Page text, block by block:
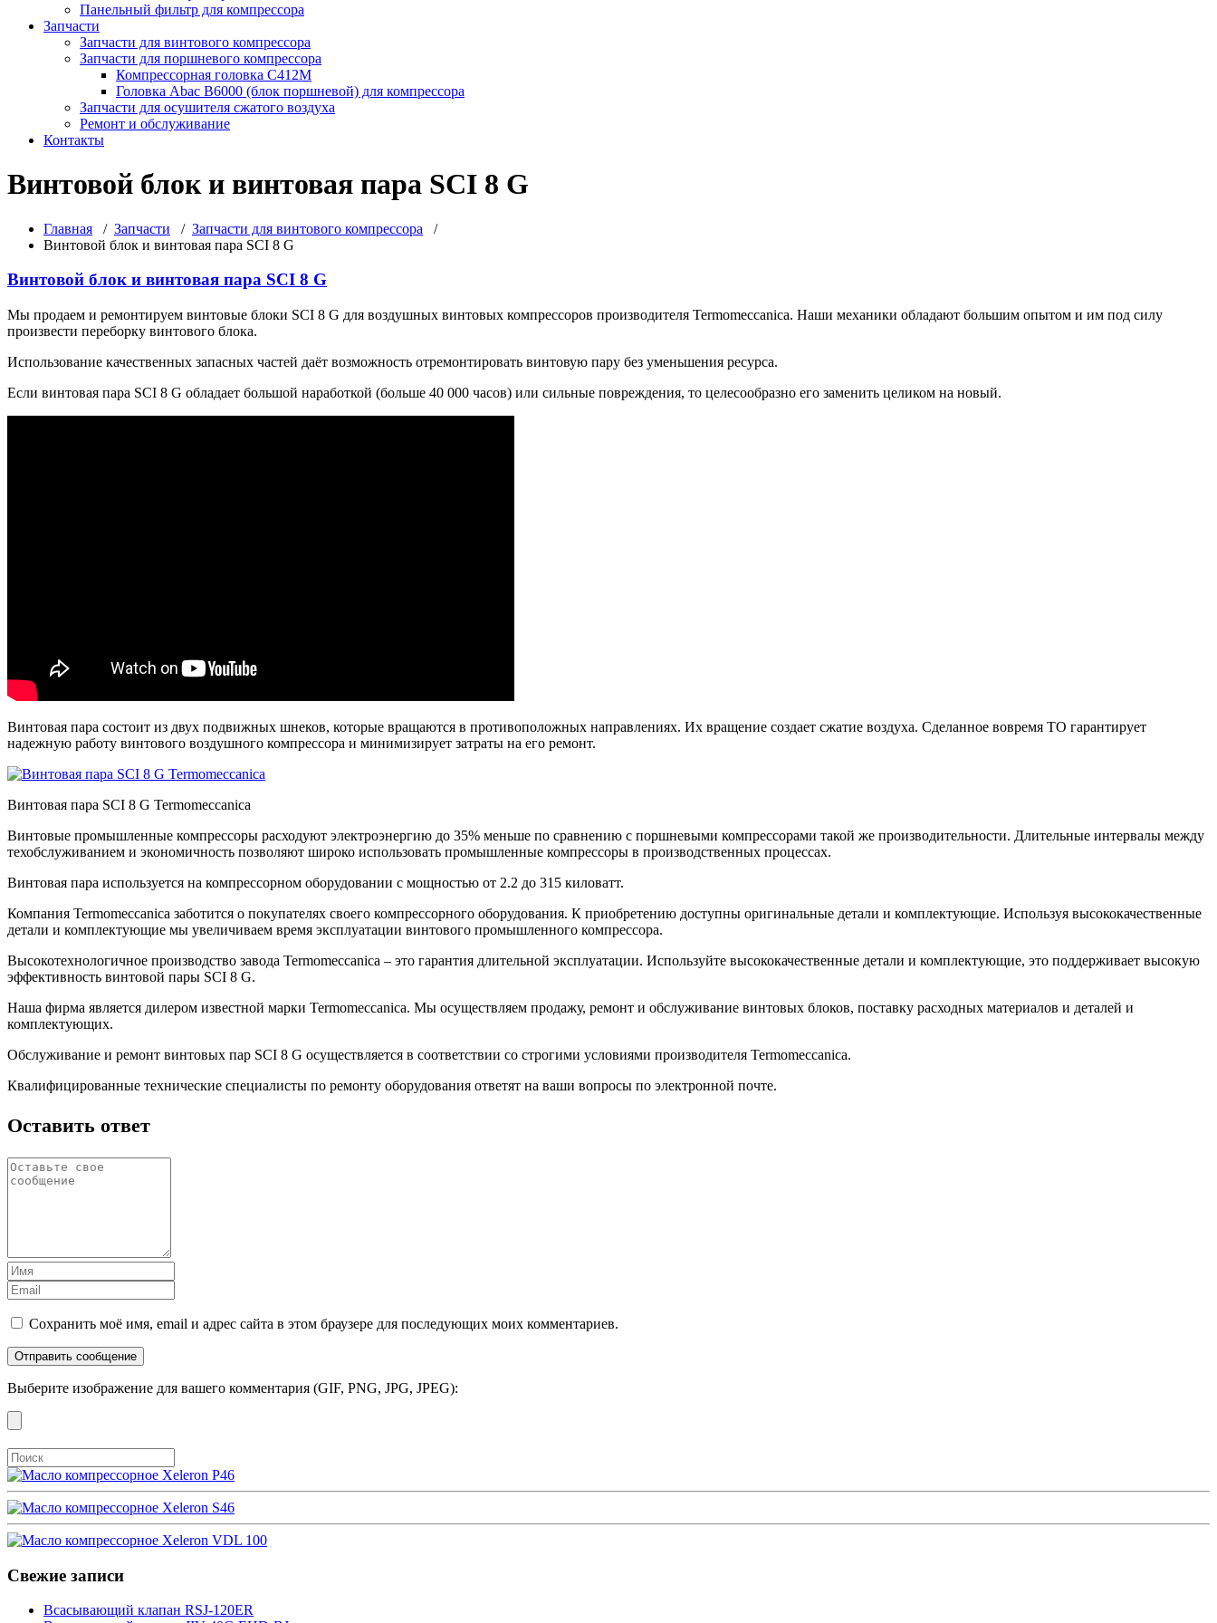
Панельный фильтр для компрессора
Запчасти
Запчасти для винтового компрессора
Запчасти для поршневого компрессора
Компрессорная головка С412М
Головка Abac B6000 (блок поршневой) для компрессора
Запчасти для осушителя сжатого воздуха
Ремонт и обслуживание
Контакты
Винтовой блок и винтовая пара SCI 8 G
Главная / Запчасти / Запчасти для винтового компрессора /
Винтовой блок и винтовая пара SCI 8 G
Винтовой блок и винтовая пара SCI 8 G
Мы продаем и ремонтируем винтовые блоки SCI 8 G для воздушных винтовых компрессоров производителя Termomeccanica. Наши механики обладают большим опытом и им под силу
произвести переборку винтового блока.
Использование качественных запасных частей даёт возможность отремонтировать винтовую пару без уменьшения ресурса.
Если винтовая пара SCI 8 G обладает большой наработкой (больше 40 000 часов) или сильные повреждения, то целесообразно его заменить целиком на новый.
Винтовая пара состоит из двух подвижных шнеков, которые вращаются в противоположных направлениях. Их вращение создает сжатие воздуха. Сделанное вовремя ТО гарантирует
надежную работу винтового воздушного компрессора и минимизирует затраты на его ремонт.
Винтовая пара SCI 8 G Termomeccanica
Винтовые промышленные компрессоры расходуют электроэнергию до 35% меньше по сравнению с поршневыми компрессорами такой же производительности. Длительные интервалы между
техобслуживанием и экономичность позволяют широко использовать промышленные компрессоры в производственных процессах.
Винтовая пара используется на компрессорном оборудовании с мощностью от 2.2 до 315 киловатт.
Компания Termomeccanica заботится о покупателях своего компрессорного оборудования. К приобретению доступны оригинальные детали и комплектующие. Используя высококачественные
детали и комплектующие мы увеличиваем время эксплуатации винтового промышленного компрессора.
Высокотехнологичное производство завода Termomeccanica – это гарантия длительной эксплуатации. Используйте высококачественные детали и комплектующие, это поддерживает высокую
эффективность винтовой пары SCI 8 G.
Наша фирма является дилером известной марки Termomeccanica. Мы осуществляем продажу, ремонт и обслуживание винтовых блоков, поставку расходных материалов и деталей и
комплектующих.
Обслуживание и ремонт винтовых пар SCI 8 G осуществляется в соответствии со строгими условиями производителя Termomeccanica.
Квалифицированные технические специалисты по ремонту оборудования ответят на ваши вопросы по электронной почте.
Оставить ответ
Сохранить моё имя, email и адрес сайта в этом браузере для последующих моих комментариев.
Выберите изображение для вашего комментария (GIF, PNG, JPG, JPEG):
Свежие записи
Всасывающий клапан RSJ-120ER